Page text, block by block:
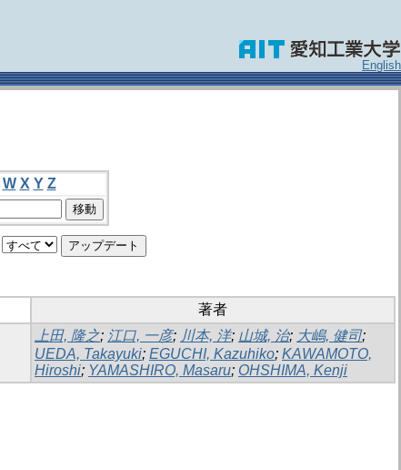
English
W X Y Z
著者
上田, 隆之; 江口, 一彦; 川本, 洋; 山城, 治; 大嶋, 健司;
UEDA, Takayuki; EGUCHI, Kazuhiko; KAWAMOTO,
Hiroshi; YAMASHIRO, Masaru; OHSHIMA, Kenji